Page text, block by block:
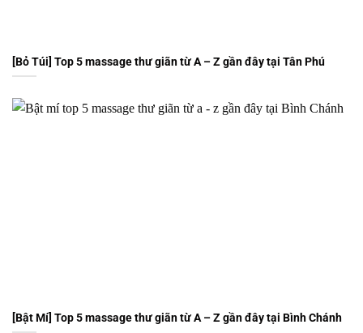
[Bỏ Túi] Top 5 massage thư giãn từ A – Z gần đây tại Tân Phú
[Bật Mí] Top 5 massage thư giãn từ A – Z gần đây tại Bình Chánh